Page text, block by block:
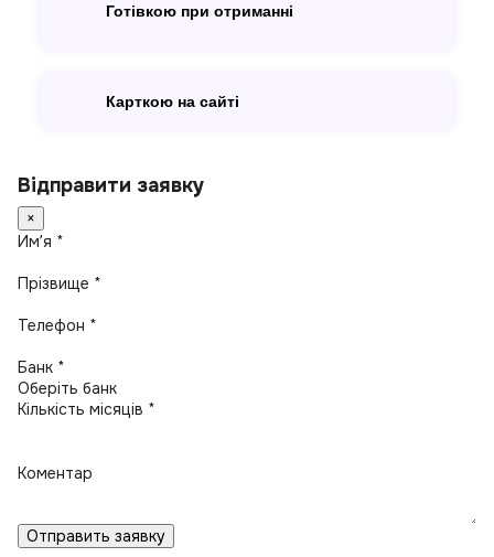
Готівкою при отриманні
Карткою на сайті
Відправити заявку
×
Имʼя *
Прізвище *
Телефон *
Банк *
Кількість місяців *
Коментар
Отправить заявку